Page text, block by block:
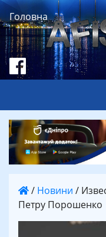
Головна
/ Новини /
Петру Порошенко